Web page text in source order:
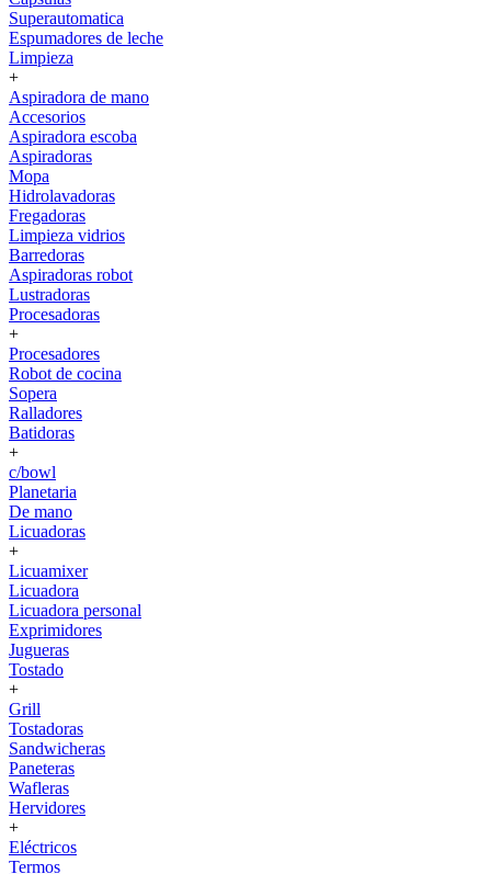
Superautomatica
Espumadores de leche
Limpieza
+
Aspiradora de mano
Accesorios
Aspiradora escoba
Aspiradoras
Mopa
Hidrolavadoras
Fregadoras
Limpieza vidrios
Barredoras
Aspiradoras robot
Lustradoras
Procesadoras
+
Procesadores
Robot de cocina
Sopera
Ralladores
Batidoras
+
c/bowl
Planetaria
De mano
Licuadoras
+
Licuamixer
Licuadora
Licuadora personal
Exprimidores
Jugueras
Tostado
+
Grill
Tostadoras
Sandwicheras
Paneteras
Wafleras
Hervidores
+
Eléctricos
Termos